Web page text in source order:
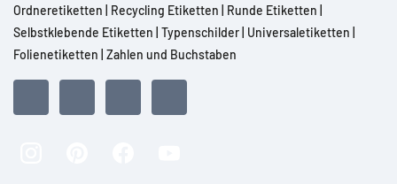
Ordneretiketten
Recycling Etiketten Runde Etiketten
Selbstklebende Etiketten Typenschilder Universaletiketten
Folienetiketten Zahlen und Buchstaben